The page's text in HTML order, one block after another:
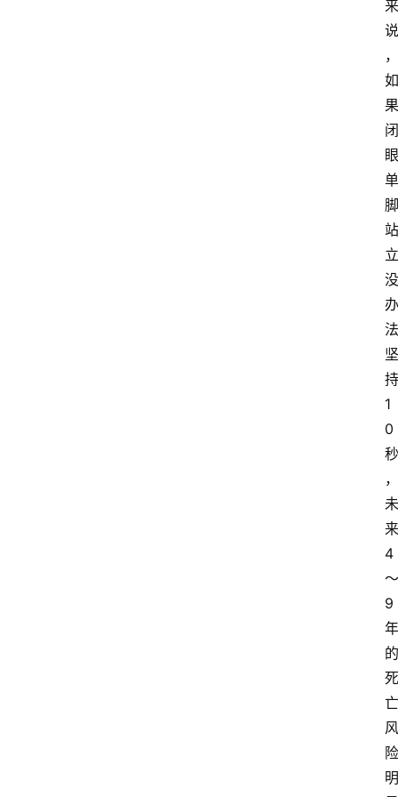
来
说
，
如
果
闭
眼
单
脚
站
立
没
办
法
坚
持
1
0
秒
，
未
来
4
～
9
年
的
死
亡
风
险
明